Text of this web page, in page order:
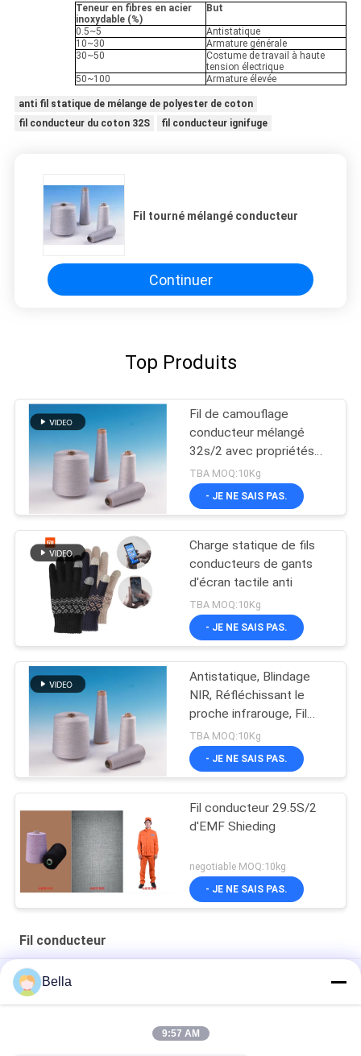
Teneur en fibres en acier
inoxydable (%)
But
0.5~5
Antistatique
10~30
Armature générale
30~50
Costume de travail à haute
tension électrique
50~100
Armature élevée
anti fil statique de mélange de polyester de coton
fil conducteur du coton 32S
fil conducteur ignifuge
Fil tourné mélangé conducteur
Continuer
Top Produits
Fil de camouflage
conducteur mélangé
32s/2 avec propriétés
de blindage
électromagnétique,
antistatiques et
TBA MOQ:10Kg
- JE NE SAIS PAS.
Charge statique de fils
conducteurs de gants
d'écran tactile anti
TBA MOQ:10Kg
- JE NE SAIS PAS.
Antistatique, Blindage
NIR, Réfléchissant le
proche infrarouge, Fil
métallique filé à faible
réflectance
TBA MOQ:10Kg
- JE NE SAIS PAS.
Fil conducteur 29.5S/2
d'EMF Shieding
negotiable MOQ:10kg
- JE NE SAIS PAS.
Fil conducteur
Fil conducteur en métal calorifuge blanc, fil mélangé par 40S
Anti fil statique de contact d'écran de l'acier inoxydable 316L
Bella
9:57 AM